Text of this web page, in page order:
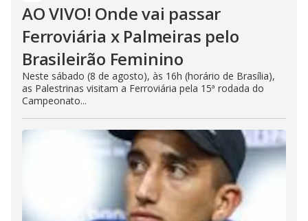
AO VIVO! Onde vai passar
Ferroviária x Palmeiras pelo
Brasileirão Feminino
Neste sábado (8 de agosto), às 16h (horário de Brasília),
as Palestrinas visitam a Ferroviária pela 15ª rodada do
Campeonato...